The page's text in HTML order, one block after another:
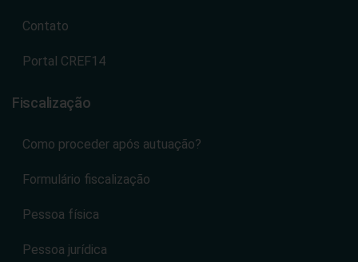
Contato
Portal CREF14
Fiscalização
Como proceder após autuação?
Formulário fiscalização
Pessoa física
Pessoa jurídica